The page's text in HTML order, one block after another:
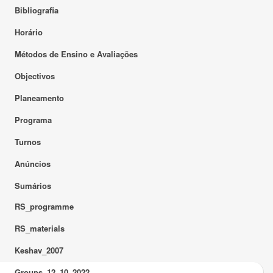
Bibliografia
Horário
Métodos de Ensino e Avaliações
Objectivos
Planeamento
Programa
Turnos
Anúncios
Sumários
RS_programme
RS_materials
Keshav_2007